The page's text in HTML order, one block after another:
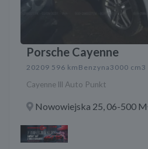
Porsche Cayenne
20209 596 km Benzyna3000 cm3
Cayenne lll Auto Punkt
Nowowiejska 25, 06-500